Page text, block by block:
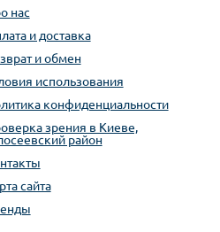
нас
и доставка
и обмен
использования
конфиденциальности
зрения в Киеве,
район
сайта